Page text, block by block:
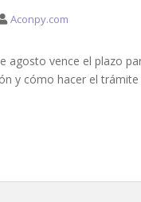
Aconpy.com
agosto vence el plazo
y cómo hacer el